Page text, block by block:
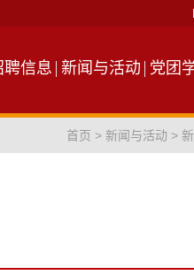
聘信息 新闻与活动 党团
首页 > 新闻与活动 >